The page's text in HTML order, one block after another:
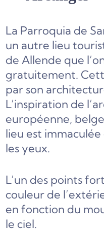
La Parroquia de
un autre lieu
de Allende que
gratuitement.
par son
L’inspiration de
européenne,
lieu est
les yeux.
L’un des points
couleur de
en fonction du
le ciel.